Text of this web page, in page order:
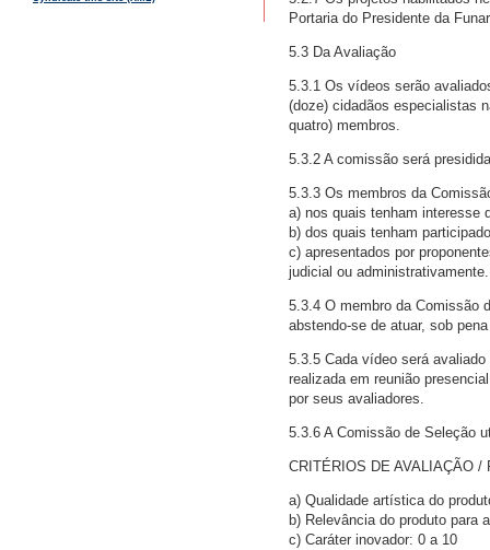
Portaria do Presidente da
5.3 Da Avaliação
5.3.1 Os vídeos serão
(doze) cidadãos especialistas
quatro) membros.
5.3.2 A comissão será
5.3.3 Os membros da
a) nos quais tenham interesse
b) dos quais tenham
c) apresentados por
judicial ou administrativamente.
5.3.4 O membro da Comissão
abstendo-se de atuar, sob
5.3.5 Cada vídeo será
realizada em reunião
por seus avaliadores.
5.3.6 A Comissão de Seleção
CRITÉRIOS DE AVALIAÇÃO /
a) Qualidade artística do
b) Relevância do produto para
c) Caráter inovador: 0 a 10